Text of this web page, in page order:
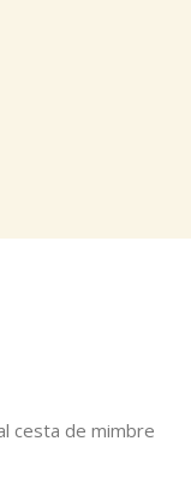
cesta de mimbre